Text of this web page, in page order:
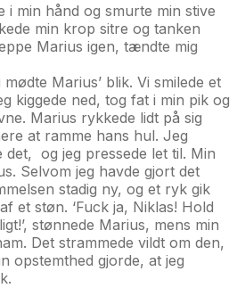
i min hånd og smurte min stive
min krop sitre og tanken
Marius igen, tændte mig
Marius’ blik. Vi smilede et
kiggede ned, tog fat i min pik og
Marius rykkede lidt på sig
at ramme hans hul. Jeg
og jeg pressede let til. Min
Selvom jeg havde gjort det
stadig ny, og et ryk gik
et støn. ‘Fuck ja, Niklas! Hold
stønnede Marius, mens min
Det strammede vildt om den,
opstemthed gjorde, at jeg